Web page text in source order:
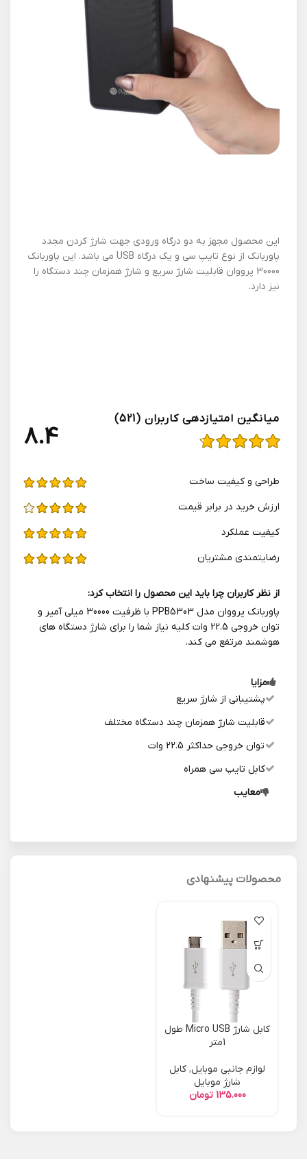
این محصول مجهز به دو درگاه ورودی جهت شارژ کردن مجدد
پاوربانک از نوع تایپ سی و یک درگاه USB می باشد. این پاوربانک
30000 پرووان قابلیت شارژ سریع و شارژ همزمان چند دستگاه را
نیز دارد.
میانگین امتیازدهی کاربران (521)
4.8
طراحی و کیفیت ساخت
ارزش خرید در برابر قیمت
کیفیت عملکرد
رضایتمندی مشتریان
از نظر کاربران چرا باید این محصول را انتخاب کرد:
پاوربانک پرووان مدل PPB5303 با ظرفیت 30000 میلی آمپر و
توان خروجی 22.5 وات کلیه نیاز شما را برای شارژ دستگاه های
هوشمند مرتفع می کند.
مزایا
پشتیبانی از شارژ سریع
قابلیت شارژ همزمان چند دستگاه مختلف
توان خروجی حداکثر 22.5 وات
کابل تایپ سی همراه
معایب
محصولات پیشنهادی
کابل شارژ Micro USB طول
1متر
لوازم جانبی موبایل, کابل
شارژ موبایل
تومان